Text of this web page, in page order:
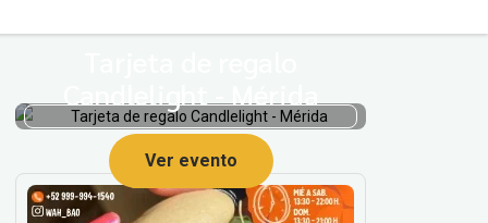
Candlelight - Mérida
Ver evento